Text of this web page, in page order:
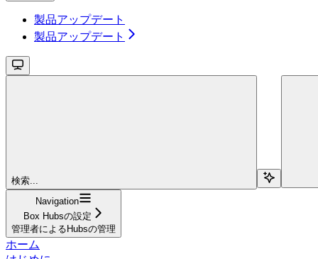
製品アップデート
製品アップデート
検索...
Navigation
Box Hubsの設定
管理者によるHubsの管理
ホーム